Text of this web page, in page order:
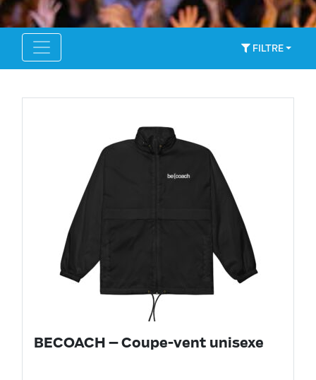
FILTRE
BECOACH – Coupe-vent unisexe